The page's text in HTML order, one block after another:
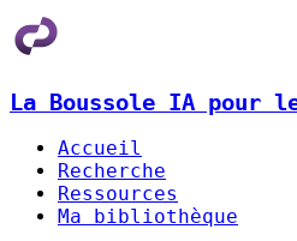
La Boussole IA pour
Accueil
Recherche
Ressources
Ma bibliothèque